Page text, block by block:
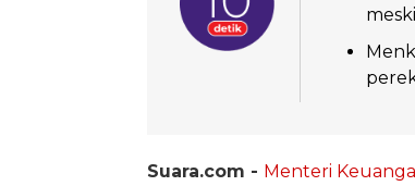
Suara.com - Menteri